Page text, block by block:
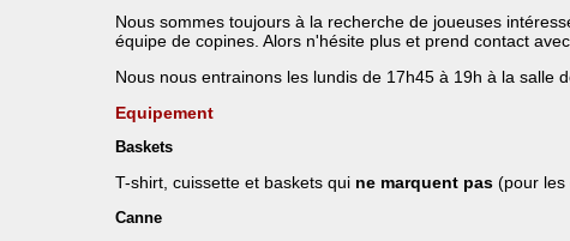
Nous sommes toujours à la recherche de joueuses
équipe de copines. Alors n'hésite plus et prend contact
Nous nous entrainons les lundis de 17h45 à 19h à la salle
Equipement
Baskets
T-shirt, cuissette et baskets qui ne marquent pas (pour les
Canne